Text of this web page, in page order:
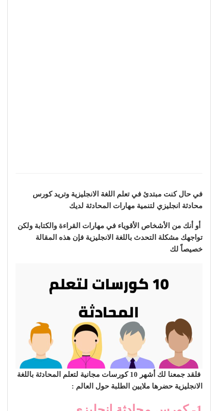
في حال كنت مبتدئ في تعلم اللغة الانجليزية وتريد كورس
محادثة انجليزي لتنمية مهارات المحادثة لديك
أو أنك من الأشخاص الأقوياء في مهارات القراءة والكتابة ولكن
تواجهك مشكلة التحدث باللغة الانجليزية فإن هذه المقالة
خصيصاً لك
فلقد جمعنا لك أشهر 10 كورسات مجانية لتعلم المحادثة باللغة
الانجليزية حضرها ملايين الطلبة حول العالم :